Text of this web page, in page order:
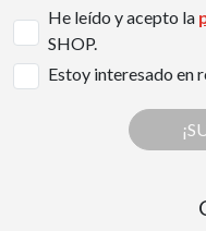
He leído y acepto la
SHOP.
Estoy interesado en